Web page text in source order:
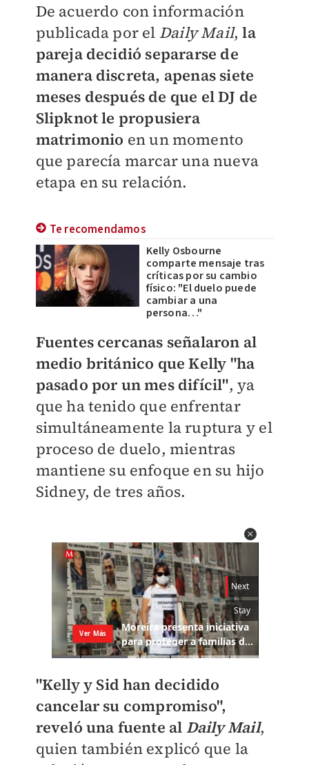
De acuerdo con información
publicada por el Daily Mail,la
pareja decidió separarse de
manera discreta, apenas siete
meses después de que el DJ de
Slipknot le propusiera
matrimonio en un momento
que parecía marcar una nueva
etapa en su relación.
Te recomendamos
Kelly Osbourne
comparte mensaje tras
críticas por su cambio
físico: "El duelo puede
cambiar a una
persona…"
Fuentes cercanas señalaron al
medio británico que Kelly "ha
pasado por un mes difícil", ya
que ha tenido que enfrentar
simultáneamente la ruptura y el
proceso de duelo, mientras
mantiene su enfoque en su hijo
Sidney, de tres años.
"Kelly y Sid han decidido
cancelar su compromiso",
reveló una fuente al Daily Mail,
quien también explicó que la